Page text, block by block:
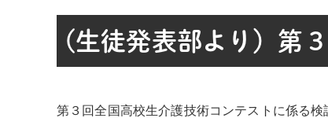
(生徒発表部より）第
第３回全国高校生介護技術コンテストに係る